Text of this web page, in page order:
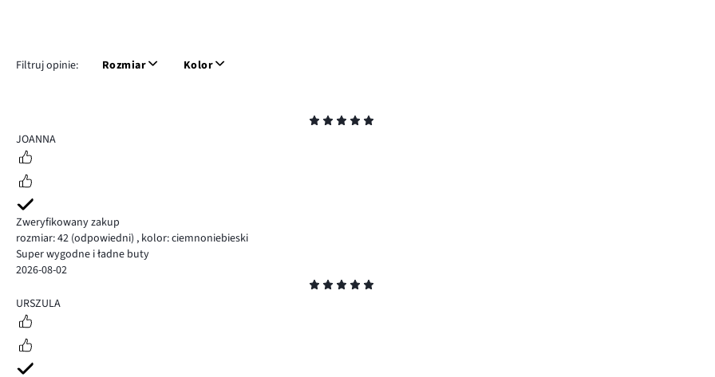
Filtruj opinie: Rozmiar Kolor
5
JOANNA
Zweryfikowany zakup
rozmiar: 42 (odpowiedni) , kolor: ciemnoniebieski
Super wygodne i ładne buty
2026-08-02
5URSZULA